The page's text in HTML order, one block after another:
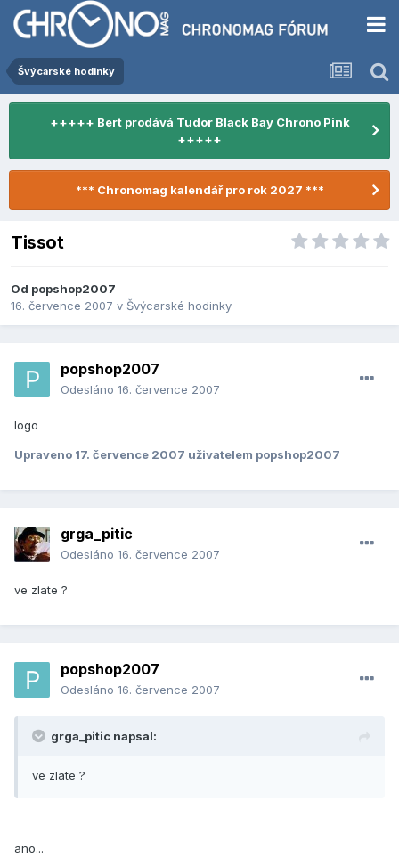
Švýcarské hodinky
+++++ Bert prodává Tudor Black Bay Chrono Pink
+++++
*** Chronomag kalendář pro rok 2027 ***
Tissot
Od popshop2007
16. července 2007 v Švýcarské hodinky
popshop2007
Odesláno 16. července 2007
logo
Upraveno 17. července 2007 uživatelem popshop2007
grga_pitic
Odesláno 16. července 2007
ve zlate ?
popshop2007
Odesláno 16. července 2007
grga_pitic napsal:
ve zlate ?
ano...